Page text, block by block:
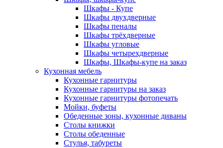
Шкафы - Купе
Шкафы двухдверные
Шкафы пеналы
Шкафы трёхдверные
Шкафы угловые
Шкафы четырехдверные
Шкафы, Шкафы-купе на заказ
Кухонная мебель
Кухонные гарнитуры
Кухонные гарнитуры на заказ
Кухонные гарнитуры фотопечать
Мойки, буфеты
Обеденные зоны, кухонные диваны
Столы книжки
Столы обеденные
Стулья, табуреты